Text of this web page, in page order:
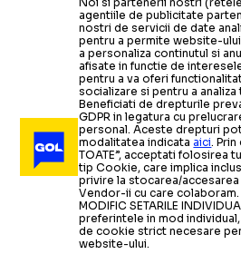
agentiile de publicitate
nostri de servicii de date
pentru a permite website-
a personaliza continutul si
afisate in functie de
pentru a va oferi
socializare si pentru a
Beneficiati de drepturile
GDPR in legatura cu
personal. Aceste drepturi
modalitatea indicataaici. Prin
TOATE”, acceptati folosirea
tip Cookie, care implica
privire la stocarea/
Vendor-ii cu care colaboram.
MODIFIC SETARILE
preferintele in mod
de cookie strict necesare
website-ului.